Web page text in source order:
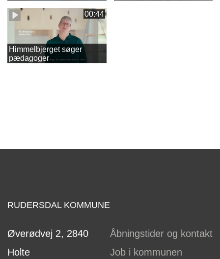
00:44
Himmelbjerget søger
pædagoger
RUDERSDAL KOMMUNE
Øverødvej 2, 2840
Holte
Åbningstider og kontakt
Job i kommunen